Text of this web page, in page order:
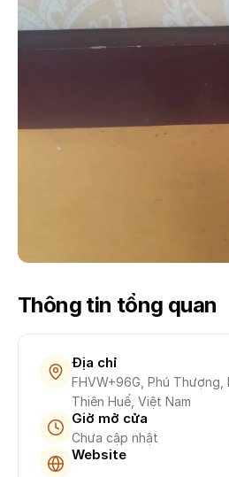
Thông tin tổng quan
Địa chỉ
FHVW+96G, Phú Thượng,
Thiên Huế, Việt Nam
Giờ mở cửa
Chưa cập nhật
Website